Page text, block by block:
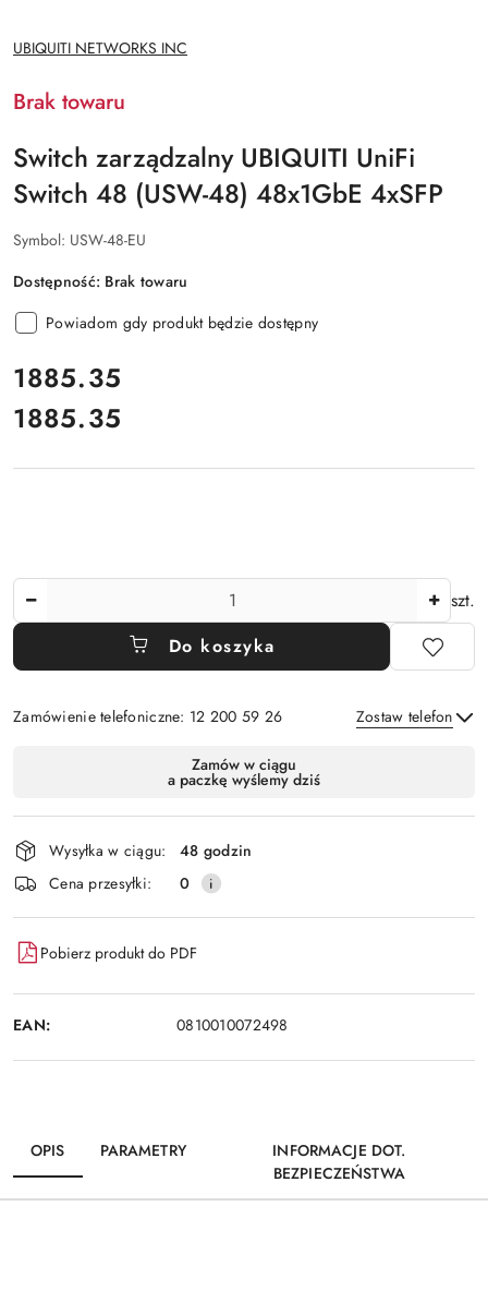
NAZWA
PRODUCENTA:
UBIQUITI NETWORKS INC
Brak towaru
Switch zarządzalny UBIQUITI UniFi
Switch 48 (USW-48) 48x1GbE 4xSFP
Symbol: USW-48-EU
Dostępność: Brak towaru
Powiadom gdy produkt będzie dostępny
cena:
1885.35
Cena:
1885.35
szt.
Do koszyka
Zamówienie telefoniczne: 12 200 59 26 Zostaw telefon
Wyślij
dostawa
Zamów w ciągu
a paczkę wyślemy dziś
Wysyłka w ciągu:
48 godzin
Cena przesyłki:
0
Pobierz produkt do PDF
EAN: 0810010072498
OPIS PARAMETRY
INFORMACJE DOT.
BEZPIECZEŃSTWA